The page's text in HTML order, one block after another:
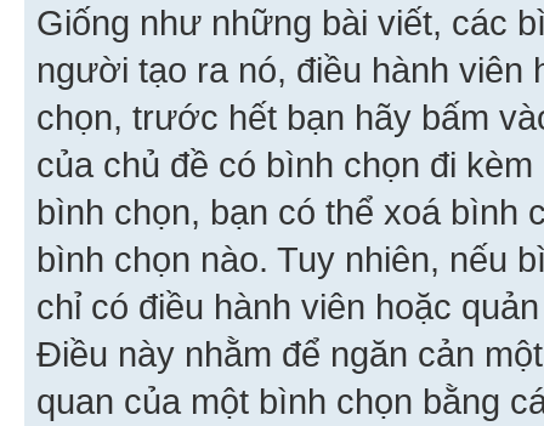
Giống như những bài viết, các
người tạo ra nó, điều hành
chọn, trước hết bạn hãy bấm
của chủ đề có bình chọn đi
bình chọn, bạn có thể xoá bình
bình chọn nào. Tuy nhiên, nếu
chỉ có điều hành viên hoặc
Điều này nhằm để ngăn cản
quan của một bình chọn bằng